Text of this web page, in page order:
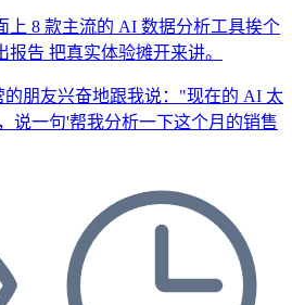
上 8 款主流的 AI 数据分析工具挨个
报告 把真实体验摊开来讲。
的朋友兴奋地跟我说："现在的 AI 太
说一句'帮我分析一下这个月的销售